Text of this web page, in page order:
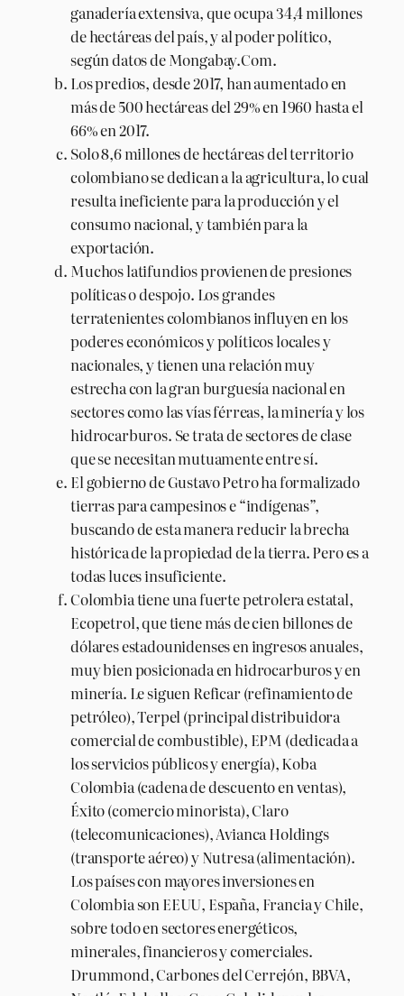
ganadería extensiva, que ocupa 34,4 millones
de hectáreas del país, y al poder político,
según datos de Mongabay.Com.
Los predios, desde 2017, han aumentado en
más de 500 hectáreas del 29% en 1960 hasta el
66% en 2017.
Solo 8,6 millones de hectáreas del territorio
colombiano se dedican a la agricultura, lo cual
resulta ineficiente para la producción y el
consumo nacional, y también para la
exportación.
Muchos latifundios provienen de presiones
políticas o despojo. Los grandes
terratenientes colombianos influyen en los
poderes económicos y políticos locales y
nacionales, y tienen una relación muy
estrecha con la gran burguesía nacional en
sectores como las vías férreas, la minería y los
hidrocarburos. Se trata de sectores de clase
que se necesitan mutuamente entre sí.
El gobierno de Gustavo Petro ha formalizado
tierras para campesinos e “indígenas”,
buscando de esta manera reducir la brecha
histórica de la propiedad de la tierra. Pero es a
todas luces insuficiente.
Colombia tiene una fuerte petrolera estatal,
Ecopetrol, que tiene más de cien billones de
dólares estadounidenses en ingresos anuales,
muy bien posicionada en hidrocarburos y en
minería. Le siguen Reficar (refinamiento de
petróleo), Terpel (principal distribuidora
comercial de combustible), EPM (dedicada a
los servicios públicos y energía), Koba
Colombia (cadena de descuento en ventas),
Éxito (comercio minorista), Claro
(telecomunicaciones), Avianca Holdings
(transporte aéreo) y Nutresa (alimentación).
Los países con mayores inversiones en
Colombia son EEUU, España, Francia y Chile,
sobre todo en sectores energéticos,
minerales, financieros y comerciales.
Drummond, Carbones del Cerrejón, BBVA,